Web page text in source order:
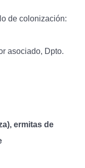
de colonización:
asociado, Dpto.
ermitas de